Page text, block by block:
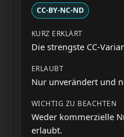
CC-BY-NC-ND
Die strengste CC-
Nur unverändert und
Weder kommerzielle
erlaubt.